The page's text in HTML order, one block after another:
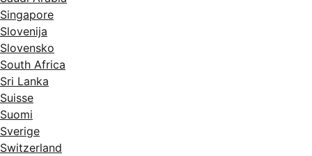
Singapore
Slovenija
Slovensko
South Africa
Sri Lanka
Suisse
Suomi
Sverige
Switzerland